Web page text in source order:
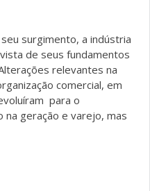
surgimento, a indústria
de seus fundamentos
relevantes na
comercial, em
para o
geração e varejo, mas